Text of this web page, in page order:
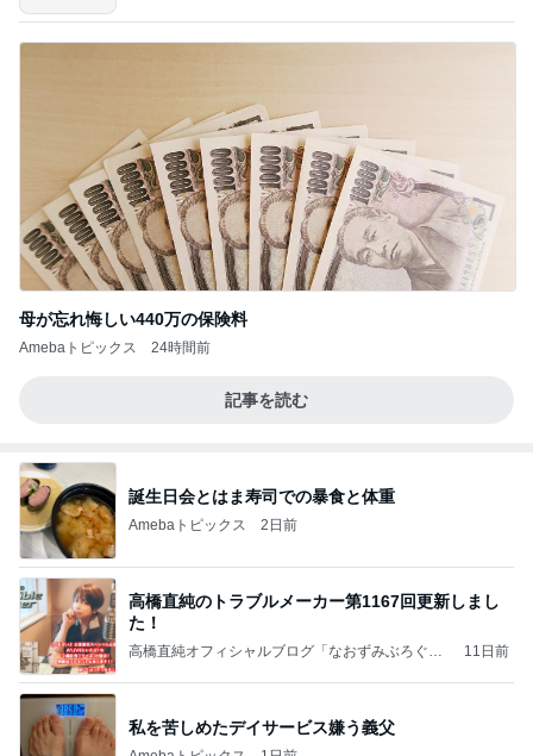
母が忘れ悔しい440万の保険料
Amebaトピックス 24時間前
記事を読む
誕生日会とはま寿司での暴食と体重
Amebaトピックス 2日前
高橋直純のトラブルメーカー第1167回更新しまし
た！
高橋直純オフィシャルブログ「なおずみぶろぐ」
11日前
私を苦しめたデイサービス嫌う義父